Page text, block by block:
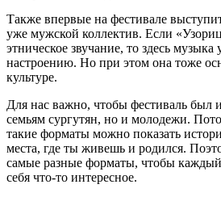
Также впервые на фестивале
уже мужской коллектив. Если
этническое звучание, то здесь
настроению. Но при этом она тоже
культуре.
Для нас важно, чтобы фестиваль был
семьям сургутян, но и молодежи.
такие форматы можно показать
места, где ты живешь и родился.
самые разные форматы, чтобы
себя что-то интересное.